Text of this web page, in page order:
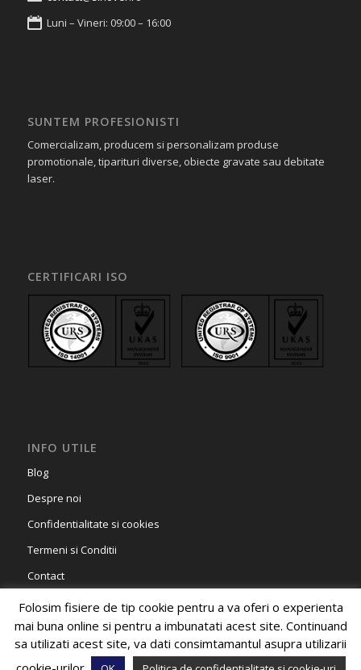
Luni – Vineri: 09:00 – 16:00
SUNTEM PROFESIONISTI
Comercializam, producem si personalizam produse
promotionale, tiparituri diverse, obiecte gravate sau debitate
laser.
CERTIFICARI ISO
INFO UTILE
Blog
Despre noi
Confidentialitate si cookies
Termeni si Conditii
Contact
Folosim fisiere de tip cookie pentru a va oferi o experienta
mai buna online si pentru a imbunatati acest site. Continuand
sa utilizati acest site, va dati consimtamantul asupra utilizarii